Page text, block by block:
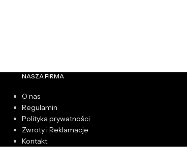
NASZA FIRMA
O nas
Regulamin
Polityka prywatności
Zwroty i Reklamacje
Kontakt